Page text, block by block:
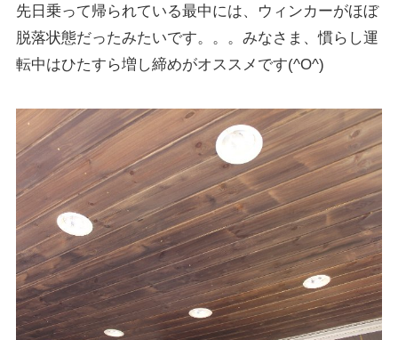
先日乗って帰られている最中には、ウィンカーがほぼ
脱落状態だったみたいです。。。みなさま、慣らし運
転中はひたすら増し締めがオススメです(^O^)